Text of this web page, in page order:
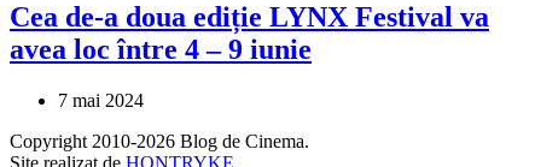
Cea de-a doua ediție LYNX Festival va
avea loc între 4 – 9 iunie
7 mai 2024
Copyright 2010-2026 Blog de Cinema.